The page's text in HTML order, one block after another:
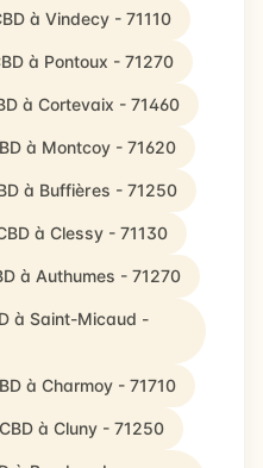
à Vindecy - 71110
à Pontoux - 71270
à Cortevaix - 71460
à Montcoy - 71620
à Buffières - 71250
à Clessy - 71130
à Authumes - 71270
à Saint-Micaud -
à Charmoy - 71710
à Cluny - 71250